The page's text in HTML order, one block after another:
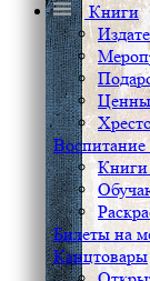
Книги
Воспитание
Книги
Билеты на
Канцтовары